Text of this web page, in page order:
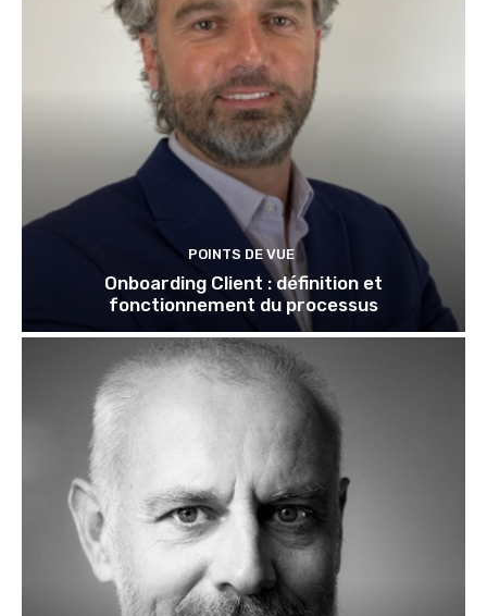
POINTS DE VUE
Onboarding Client : définition et
fonctionnement du processus